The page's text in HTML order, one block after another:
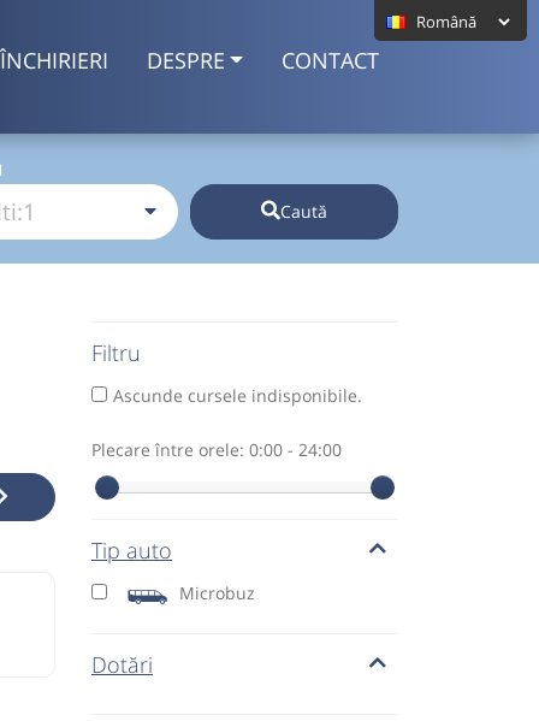
ÎNCHIRIERI DESPRE CONTACT
Caută
Filtru
Ascunde cursele indisponibile.
Plecare între orele: 0:00 - 24:00
Tip auto
Microbuz
Dotări